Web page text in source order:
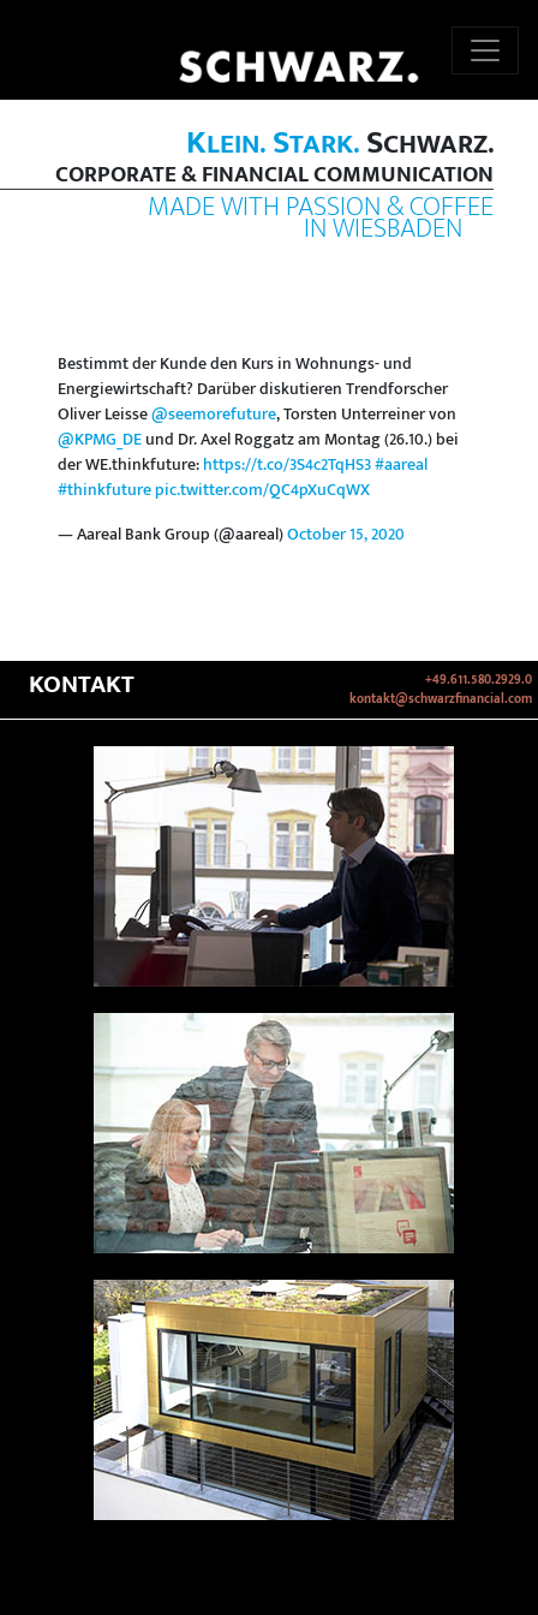
KLEIN.STARK.SCHWARZ.
CORPORATE & FINANCIAL COMMUNICATION
MADE WITH PASSION & COFFEE
IN WIESBADEN
Bestimmt der Kunde den Kurs in Wohnungs- und
Energiewirtschaft? Darüber diskutieren Trendforscher
Oliver Leisse@seemorefuture, Torsten Unterreiner von
@KPMG_DEund Dr. Axel Roggatz am Montag (26.10.) bei
der WE.thinkfuture:https://t.co/3S4c2TqHS3#aareal
#thinkfuturepic.twitter.com/QC4pXuCqWX
— Aareal Bank Group (@aareal)October 15, 2020
KONTAKT
+49.611.580.2929.0
kontakt@schwarzfinancial.com